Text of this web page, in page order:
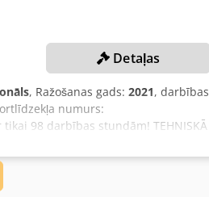
Detaļas
, Ražošanas gads: 2021, darbības
numurs:
98 darbības stundām! TEHNISKĀ
INFORMĀCIJA Dedpfx Ajy
4 740 kg Traktors Traktora svars: 2
250 cm Maks. transportēšanas
diapazons: 61 cm Svars bez